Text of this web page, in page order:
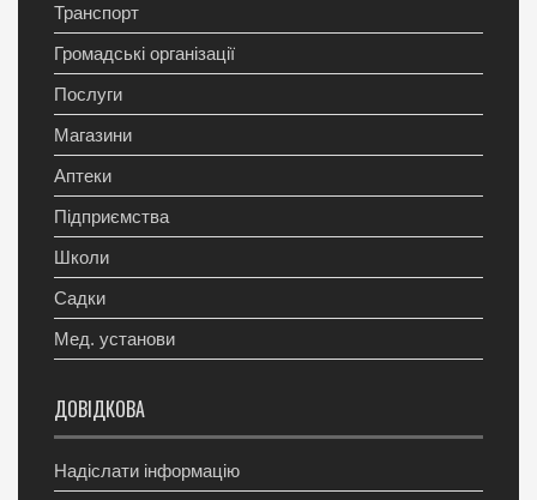
Транспорт
Громадські організації
Послуги
Магазини
Аптеки
Підприємства
Школи
Садки
Мед. установи
ДОВІДКОВА
Надіслати інформацію